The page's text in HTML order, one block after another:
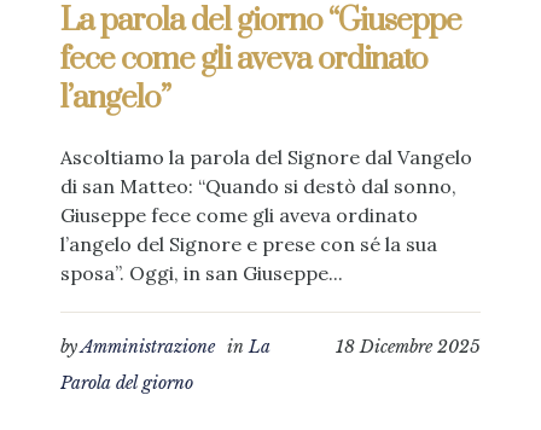
La parola del giorno “Giuseppe
fece come gli aveva ordinato
l’angelo”
Ascoltiamo la parola del Signore dal Vangelo
di san Matteo: “Quando si destò dal sonno,
Giuseppe fece come gli aveva ordinato
l’angelo del Signore e prese con sé la sua
sposa”. Oggi, in san Giuseppe...
18 Dicembre 2025
byAmministrazione inLa
Parola del giorno